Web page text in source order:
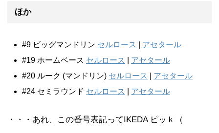
ほか
#9 ビッグマンドリン セルロース
アセタール
#19 ホームベース セルロース
アセタール
#20 ルーク (マンドリン) セルロース
アセタール
#24 セミラウンド セルロース アセタール
・・・あれ、この番号表記ってIKEDA ピッｋ（